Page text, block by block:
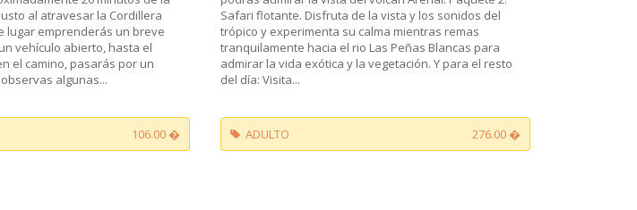
al atravesar la Cordillera
lugar emprenderás un breve
vehículo abierto, hasta el
el camino, pasarás por un
algunas...
106.00 �
Safari flotante. Disfruta de la vista y los sonidos del
trópico y experimenta su calma mientras remas
tranquilamente hacia el rio Las Peñas Blancas para
admirar la vida exótica y la vegetación. Y para el resto
del día: Visita...
ADULTO 276.00 �